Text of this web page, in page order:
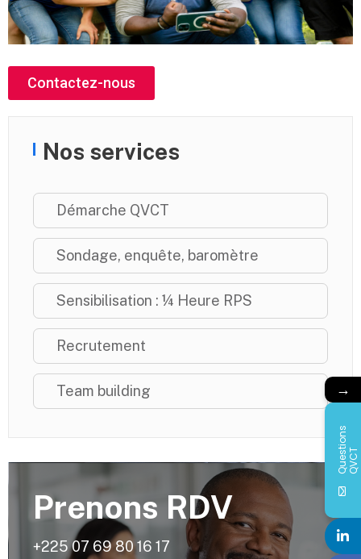
Contactez-nous
Nos services
Démarche QVCT
Sondage, enquête, baromètre
Sensibilisation : ¼ Heure RPS
Recrutement
Team building
Prenons RDV
+225 07 69 80 16 17
→
Q
u
e
st
i
o
n
s
Q
V
CT